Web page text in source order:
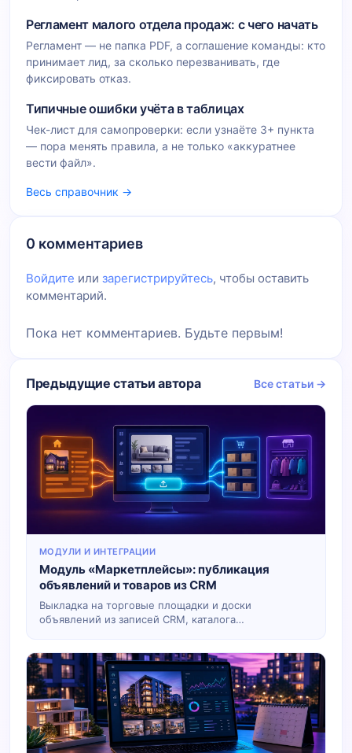
Регламент малого отдела продаж: с чего начать
Регламент — не папка PDF, а соглашение команды: кто
принимает лид, за сколько перезванивать, где
фиксировать отказ.
Типичные ошибки учёта в таблицах
Чек-лист для самопроверки: если узнаёте 3+ пункта
— пора менять правила, а не только «аккуратнее
вести файл».
Весь справочник →
0 комментариев
Войдите или зарегистрируйтесь, чтобы оставить
комментарий.
Пока нет комментариев. Будьте первым!
Предыдущие статьи автора Все статьи →
МОДУЛИ И ИНТЕГРАЦИИ
Модуль «Маркетплейсы»: публикация
объявлений и товаров из CRM
Выкладка на торговые площадки и доски
объявлений из записей CRM, каталога
доступа к площадкам в конструкторе.